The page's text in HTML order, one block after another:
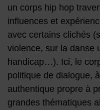
un corps hip hop
influences et
avec certains clichés
violence, sur la danse
handicap…). Ici, le
politique de dialogue,
authentique propre à
grandes thématiques